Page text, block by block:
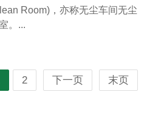
Room)，亦称无尘车间无尘
。...
2 下一页 末页